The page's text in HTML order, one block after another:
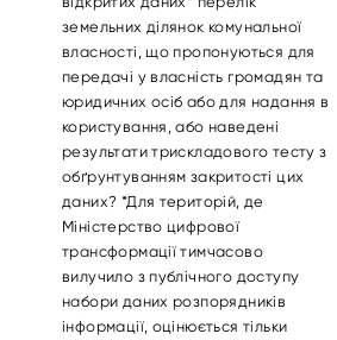
земельних ділянок комунальної
власності, що пропонуються для
передачі у власність громадян та
юридичних осіб або для надання в
користування, або наведені
результати трискладового тесту з
обґрунтуванням закритості цих
даних? *Для територій, де
Міністерство цифрової
трансформації тимчасово
вилучило з публічного доступу
набори даних розпорядників
інформації, оцінюється тільки